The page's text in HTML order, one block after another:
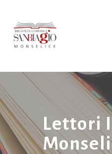
contenuto
Lettori